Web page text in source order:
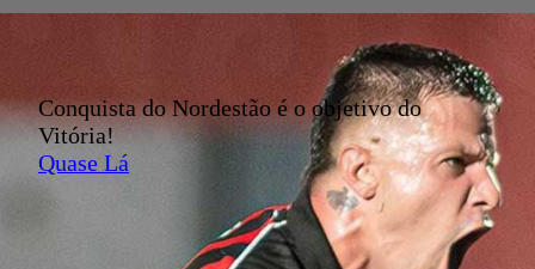
Conquista do Nordestão é o objetivo do
Vitória!
Quase Lá